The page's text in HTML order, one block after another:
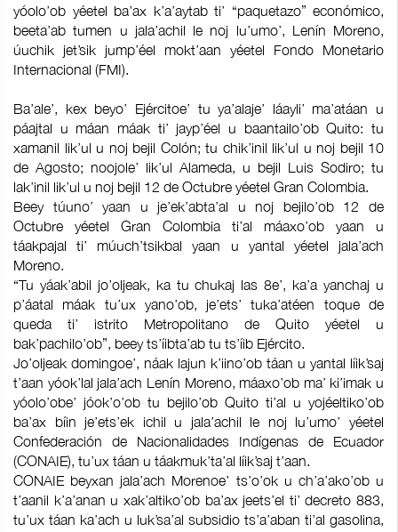
yóolo’ob yéetel ba’ax k’a’aytab ti’ “paquetazo” económico,
beeta’ab tumen u jala’achil le noj lu’umo’, Lenín Moreno,
úuchik jet’sik jump’éel mokt’aan yéetel Fondo Monetario
Internacional (FMI).
Ba’ale’, kex beyo’ Ejércitoe’ tu ya’alaje’ láayli’ ma’atáan u
páajtal u máan máak ti’ jayp’éel u baantailo’ob Quito: tu
xamanil lik’ul u noj bejil Colón; tu chik’inil lik’ul u noj bejil 10
de Agosto; noojole’ lik’ul Alameda, u bejil Luis Sodiro; tu
lak’inil lik’ul u noj bejil 12 de Octubre yéetel Gran Colombia.
Beey túuno’ yaan u je’ek’abta’al u noj bejilo’ob 12 de
Octubre yéetel Gran Colombia ti’al máaxo’ob yaan u
táakpajal ti’ múuch’tsikbal yaan u yantal yéetel jala’ach
Moreno.
“Tu yáak’abil jo’oljeak, ka tu chukaj las 8e’, ka’a yanchaj u
p’áatal máak tu’ux yano’ob, je’ets’ tuka’atéen toque de
queda ti’ istrito Metropolitano de Quito yéetel u
bak’pachilo’ob”, beey ts’íibta’ab tu ts’íib Ejército.
Jo’oljeak domingoe’, náak lajun k’iino’ob táan u yantal líik’saj
t’aan yóok’lal jala’ach Lenín Moreno, máaxo’ob ma’ ki’imak u
yóolo’obe’ jóok’o’ob tu bejilo’ob Quito ti’al u yojéeltiko’ob
ba’ax bíin je’ets’ek ichil u jala’achil le noj lu’umo’ yéetel
Confederación de Nacionalidades Indígenas de Ecuador
(CONAIE), tu’ux táan u táakmuk’ta’al líik’saj t’aan.
CONAIE beyxan jala’ach Morenoe’ ts’o’ok u ch’a’ako’ob u
t’aanil k’a’anan u xak’altiko’ob ba’ax jeets’el ti’ decreto 883,
tu’ux táan ka’ach u luk’sa’al subsidio ts’a’aban ti’al gasolina,